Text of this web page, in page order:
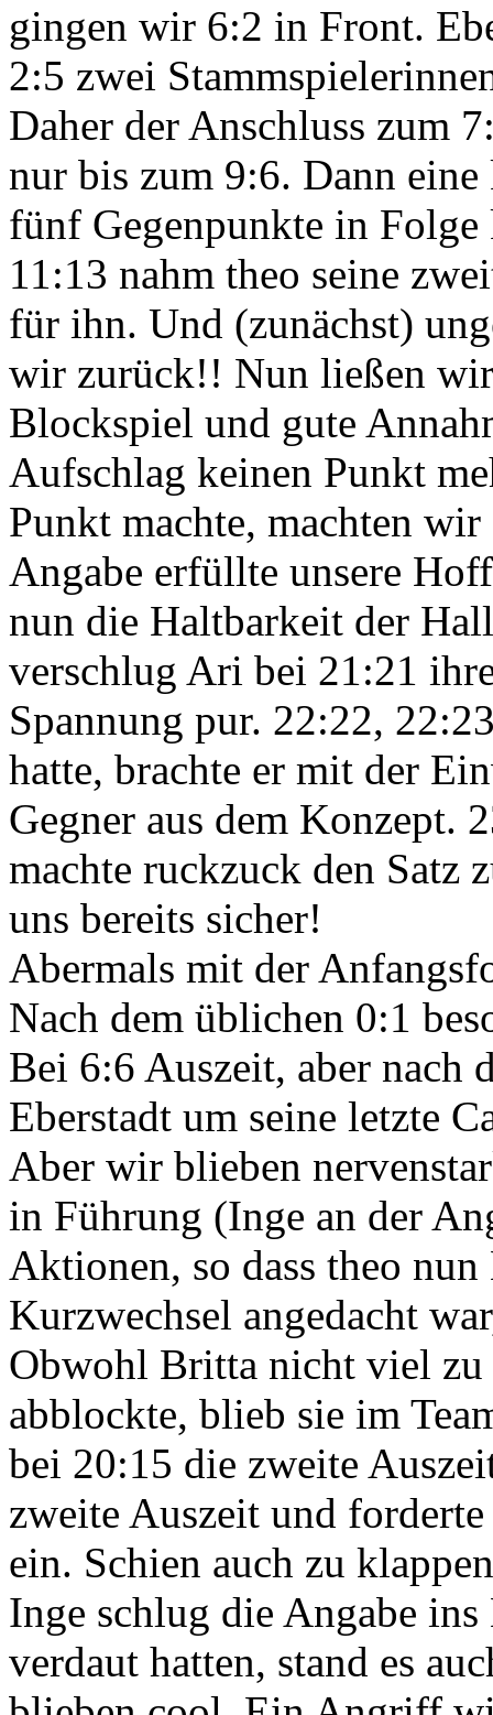
gingen wir 6:2 in Front.
2:5 zwei
Daher der Anschluss zum
nur bis zum 9:6. Dann
fünf Gegenpunkte in
11:13 nahm theo seine
für ihn. Und (zunächst)
wir zurück!! Nun ließen
Blockspiel und gute
Aufschlag keinen Punkt
Punkt machte, machten
Angabe erfüllte unsere
nun die Haltbarkeit der
verschlug Ari bei 21:21
Spannung pur. 22:22,
hatte, brachte er mit der
Gegner aus dem Konzept.
machte ruckzuck den Satz
uns bereits sicher!
Abermals mit der
Nach dem üblichen 0:1
Bei 6:6 Auszeit, aber nach
Eberstadt um seine letzte
Aber wir blieben
in Führung (Inge an der
Aktionen, so dass theo
Kurzwechsel angedacht
Obwohl Britta nicht viel
abblockte, blieb sie im
bei 20:15 die zweite
zweite Auszeit und
ein. Schien auch zu
Inge schlug die Angabe
verdaut hatten, stand es